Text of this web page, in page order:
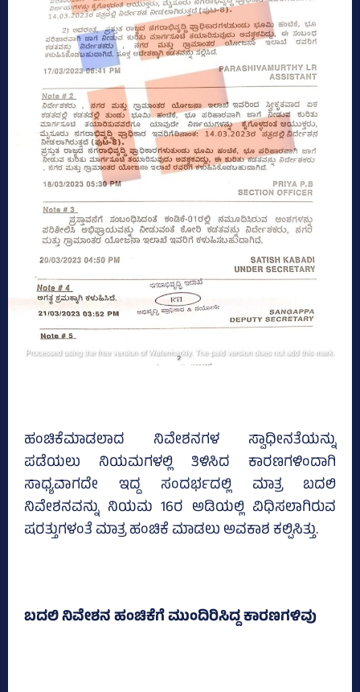
ಹಂಚಿಕೆಮಾಡಲಾದ ನಿವೇಶನಗಳ ಸ್ವಾಧೀನತೆಯನ್ನು
ಪಡೆಯಲು ನಿಯಮಗಳಲ್ಲಿ ತಿಳಿಸಿದ ಕಾರಣಗಳಿಂದಾಗಿ
ಸಾಧ್ಯವಾಗದೇ ಇದ್ದ ಸಂದರ್ಭದಲ್ಲಿ ಮಾತ್ರ ಬದಲಿ
ನಿವೇಶನವನ್ನು ನಿಯಮ 16ರ ಅಡಿಯಲ್ಲಿ ವಿಧಿಸಲಾಗಿರುವ
ಷರತ್ತುಗಳಂತೆ ಮಾತ್ರ ಹಂಚಿಕೆ ಮಾಡಲು ಅವಕಾಶ ಕಲ್ಪಿಸಿತ್ತು.
ಬದಲಿ ನಿವೇಶನ ಹಂಚಿಕೆಗೆ ಮುಂದಿರಿಸಿದ್ದ ಕಾರಣಗಳಿವು